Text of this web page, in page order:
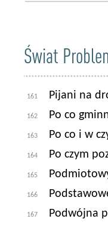
Świat
161 Pijani na
162 Po co
163 Po co i w
164 Po czym
165
166
167 Podwójna